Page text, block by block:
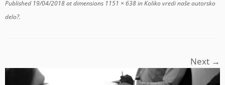
Published 19/04/2018at dimensions 1151 × 638inKoliko vredi naše autorsko
delo?.
Next →